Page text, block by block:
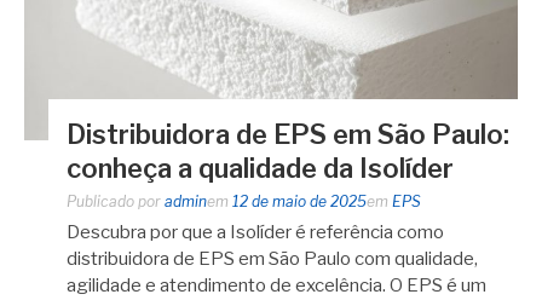
Distribuidora de EPS em São Paulo:
conheça a qualidade da Isolíder
Publicado por adminem 12 de maio de 2025em EPS
Descubra por que a Isolíder é referência como
distribuidora de EPS em São Paulo com qualidade,
agilidade e atendimento de excelência. O EPS é um